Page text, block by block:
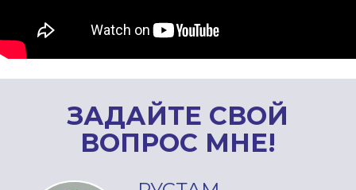
ЗАДАЙТЕ СВОЙ
ВОПРОС МНЕ!